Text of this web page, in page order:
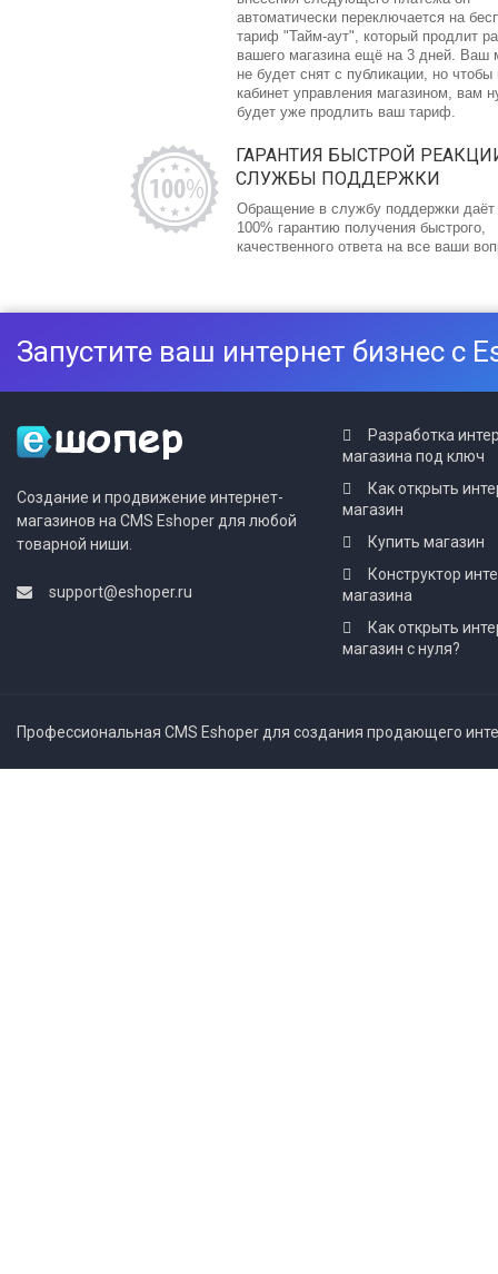
автоматически переключается на
тариф "Тайм-аут", который продлит
вашего магазина ещё на 3 дней. Ваш
не будет снят с публикации, но чтобы
кабинет управления магазином, вам
будет уже продлить ваш тариф.
ГАРАНТИЯ БЫСТРОЙ
СЛУЖБЫ ПОДДЕРЖКИ
Обращение в службу поддержки
100% гарантию получения быстрого,
качественного ответа на все ваши
Запустите ваш интернет бизнес с
Создание и продвижение интернет-
магазинов на CMS Eshoper для любой
товарной ниши.
support@eshoper.ru
Разработка
магазина под ключ
Как открыть
магазин
Купить магазин
Конструктор
магазина
Как открыть
магазин с нуля?
Профессиональная CMS Eshoper для создания продающего